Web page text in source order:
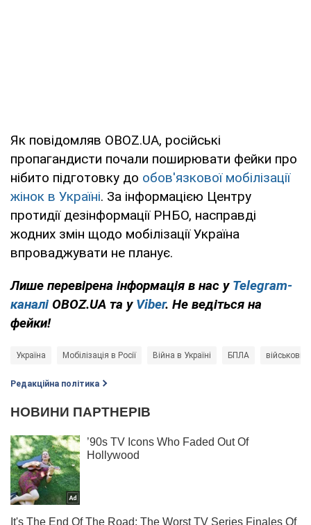
Як повідомляв OBOZ.UA, російські
пропагандисти почали поширювати фейки про
нібито підготовку до обов'язкової мобілізації
жінок в Україні. За інформацією Центру
протидії дезінформації РНБО, насправді
жодних змін щодо мобілізації Україна
впроваджувати не планує.
Лише перевірена інформація в нас у Telegram-
каналі OBOZ.UA та у Viber. Не ведіться на
фейки!
Україна Мобілізація в Росії Війна в Україні БПЛА військові
Редакційна політика